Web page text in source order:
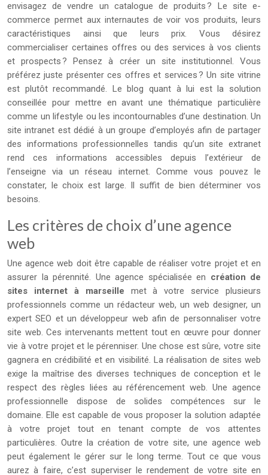
envisagez de vendre un catalogue de produits ? Le site e-
commerce permet aux internautes de voir vos produits, leurs
caractéristiques ainsi que leurs prix. Vous désirez
commercialiser certaines offres ou des services à vos clients
et prospects ? Pensez à créer un site institutionnel. Vous
préférez juste présenter ces offres et services ? Un site vitrine
est plutôt recommandé. Le blog quant à lui est la solution
conseillée pour mettre en avant une thématique particulière
comme un lifestyle ou les incontournables d’une destination. Un
site intranet est dédié à un groupe d’employés afin de partager
des informations professionnelles tandis qu’un site extranet
rend ces informations accessibles depuis l’extérieur de
l’enseigne via un réseau internet. Comme vous pouvez le
constater, le choix est large. Il suffit de bien déterminer vos
besoins.
Les critères de choix d’une agence
web
Une agence web doit être capable de réaliser votre projet et en
assurer la pérennité. Une agence spécialisée en création de
sites internet à marseille met à votre service plusieurs
professionnels comme un rédacteur web, un web designer, un
expert SEO et un développeur web afin de personnaliser votre
site web. Ces intervenants mettent tout en œuvre pour donner
vie à votre projet et le pérenniser. Une chose est sûre, votre site
gagnera en crédibilité et en visibilité. La réalisation de sites web
exige la maîtrise des diverses techniques de conception et le
respect des règles liées au référencement web. Une agence
professionnelle dispose de solides compétences sur le
domaine. Elle est capable de vous proposer la solution adaptée
à votre projet tout en tenant compte de vos attentes
particulières. Outre la création de votre site, une agence web
peut également le gérer sur le long terme. Tout ce que vous
aurez à faire, c’est superviser le rendement de votre site en